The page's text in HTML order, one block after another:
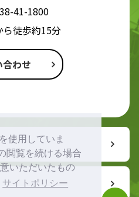
使用していま
閲覧を続ける場合
いただいたもの
サイトポリシー
41-1800
ら徒歩約15分
合わせ